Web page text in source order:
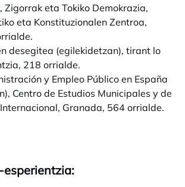
Zigorrak eta Tokiko Demokrazia,
eta Konstituzionalen Zentroa,
desegitea (egilekidetzan), tirant lo
218 orrialde.
y Empleo Público en España
Centro de Estudios Municipales y de
Granada, 564 orrialde.